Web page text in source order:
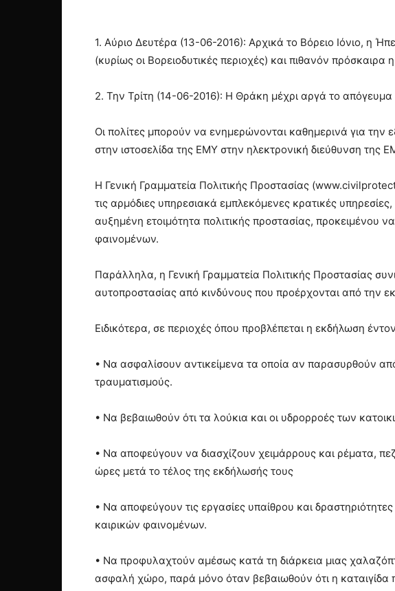
1. Αύριο Δευτέρα (13-06-2016): Αρχικά το Βόρειο Ιόνιο, η
(κυρίως οι Βορειοδυτικές περιοχές) και πιθανόν
2. Την Τρίτη (14-06-2016): Η Θράκη μέχρι αργά το
Οι πολίτες μπορούν να ενημερώνονται καθημερινά για
στην ιστοσελίδα της ΕΜΥ στην ηλεκτρονική διεύθυνση της
Η Γενική Γραμματεία Πολιτικής Προστασίας
τις αρμόδιες υπηρεσιακά εμπλεκόμενες κρατικές
αυξημένη ετοιμότητα πολιτικής προστασίας, προκειμένου
φαινομένων.
Παράλληλα, η Γενική Γραμματεία Πολιτικής Προστασίας
αυτοπροστασίας από κινδύνους που προέρχονται από την
Ειδικότερα, σε περιοχές όπου προβλέπεται η εκδήλωση
• Να ασφαλίσουν αντικείμενα τα οποία αν παρασυρθούν
τραυματισμούς.
• Να βεβαιωθούν ότι τα λούκια και οι υδρορροές των
• Να αποφεύγουν να διασχίζουν χειμάρρους και ρέματα,
ώρες μετά το τέλος της εκδήλωσής τους
• Να αποφεύγουν τις εργασίες υπαίθρου και
καιρικών φαινομένων.
• Να προφυλαχτούν αμέσως κατά τη διάρκεια μιας
ασφαλή χώρο, παρά μόνο όταν βεβαιωθούν ότι η καταιγίδα